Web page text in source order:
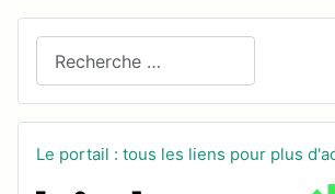
Le portail : tous les liens pour plus